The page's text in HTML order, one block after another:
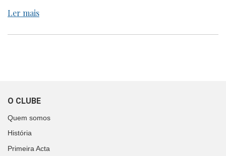
Ler mais
O CLUBE
Quem somos
História
Primeira Acta